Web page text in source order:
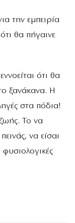
την εμπειρία
θα πήγαινε
ότι θα
ξανάκανα. H
στα πόδια!
Το να
να είσαι